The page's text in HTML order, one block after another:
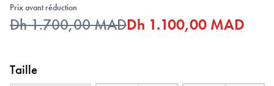
Prix avant réduction
Dh 1.700,00 MADDh 1.100,00 MAD
Taille